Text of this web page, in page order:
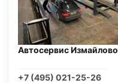
Автосервис Измайлово
+7 (495) 021-25-26